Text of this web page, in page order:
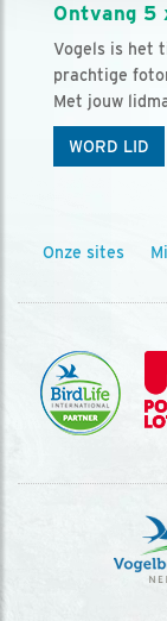
Ontvang 5
Vogels is het
prachtige
Met jouw
WORD LID
Onze sites